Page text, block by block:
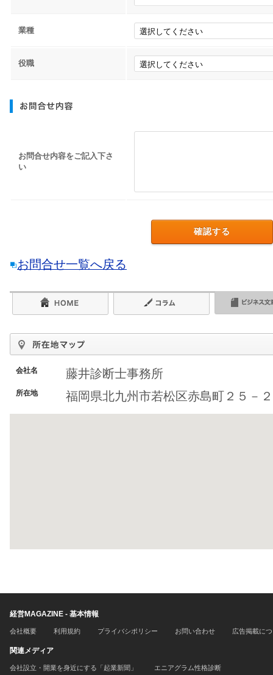
業種
役職
お問合せ内容をご記入下さ
い
お問合せ一覧へ戻る
会社名 藤井診断士事務所
所在地 福岡県北九州市若松区赤島町２５－
経営MAGAZINE - 基本情報
会社概要 利用規約 プライバシポリシー お問い合わせ 広告掲載に
関連メディア
会社設立・開業を身近にする「起業新聞」 エニアグラム性格診断